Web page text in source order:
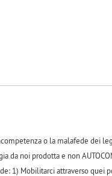
o la malafede dei
da noi prodotta e non
1) Mobilitarci attraverso